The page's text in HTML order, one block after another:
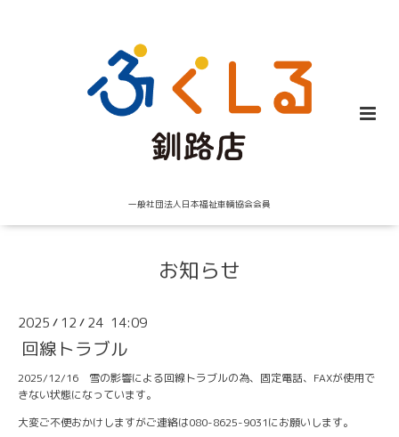
一般社団法人日本福祉車輌協会会員
お知らせ
2025 / 12 / 24 14:09
回線トラブル
2025/12/16 雪の影響による回線トラブルの為、固定電話、FAXが使用で
きない状態になっています。
大変ご不便おかけしますがご連絡は080-8625-9031にお願いします。